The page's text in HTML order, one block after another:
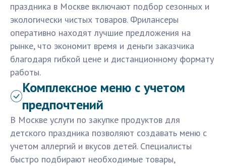
праздника в Москве включают подбор сезонных и
экологически чистых товаров. Фрилансеры
оперативно находят лучшие предложения на
рынке, что экономит время и деньги заказчика
благодаря гибкой цене и дистанционному формату
работы.
Комплексное меню с учетом
предпочтений
В Москве услуги по закупке продуктов для
детского праздника позволяют создавать меню с
учетом аллергий и вкусов детей. Специалисты
быстро подбирают необходимые товары,